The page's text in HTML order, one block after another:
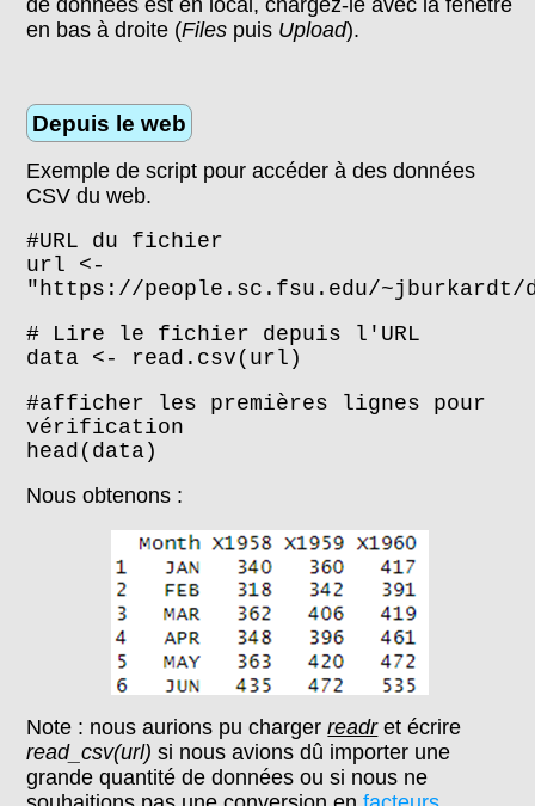
de données est en local, chargez-le avec la fenêtre
en bas à droite (Files puis Upload).
Depuis le web
Exemple de script pour accéder à des données
CSV du web.
#URL du fichier
url <-
"https://people.sc.fsu.edu/
# Lire le fichier depuis l'URL
data <- read.csv(url)
#afficher les premières lignes pour
vérification
head(data)
Nous obtenons :
Note : nous aurions pu chargerreadret écrire
read_csv(url) si nous avions dû importer une
grande quantité de données ou si nous ne